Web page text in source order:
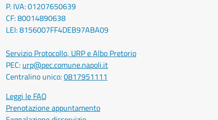
P. IVA: 01207650639
CF: 80014890638
LEI: 8156007FF4DEB97ABA09
Servizio Protocollo, URP e Albo Pretorio
PEC: urp@pec.comune.napoli.it
Centralino unico:0817951111
Leggi le FAQ
Prenotazione appuntamento